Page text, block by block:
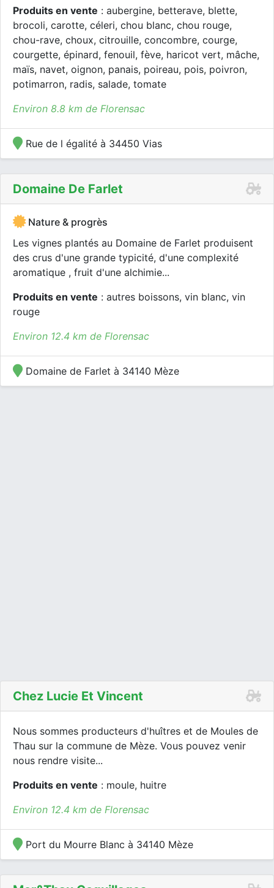
Produits en vente : aubergine, betterave, blette,
brocoli, carotte, céleri, chou blanc, chou rouge,
chou-rave, choux, citrouille, concombre, courge,
courgette, épinard, fenouil, fève, haricot vert, mâche,
maïs, navet, oignon, panais, poireau, pois, poivron,
potimarron, radis, salade, tomate
Environ 8.8 km de Florensac
Rue de l égalité à 34450 Vias
Domaine De Farlet
Nature & progrès
Les vignes plantés au Domaine de Farlet produisent
des crus d'une grande typicité, d'une complexité
aromatique , fruit d'une alchimie...
Produits en vente : autres boissons, vin blanc, vin
rouge
Environ 12.4 km de Florensac
Domaine de Farlet à 34140 Mèze
Chez Lucie Et Vincent
Nous sommes producteurs d'huîtres et de Moules de
Thau sur la commune de Mèze. Vous pouvez venir
nous rendre visite...
Produits en vente : moule, huitre
Environ 12.4 km de Florensac
Port du Mourre Blanc à 34140 Mèze